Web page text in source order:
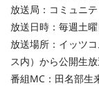
放送局：コミュニ
放送日時：毎週土
放送場所：イッツ
ス内）から公開生
番組MC：田名部生